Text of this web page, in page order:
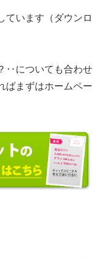
ています（ダウンロ
‥についても合わせ
ばまずはホームペー